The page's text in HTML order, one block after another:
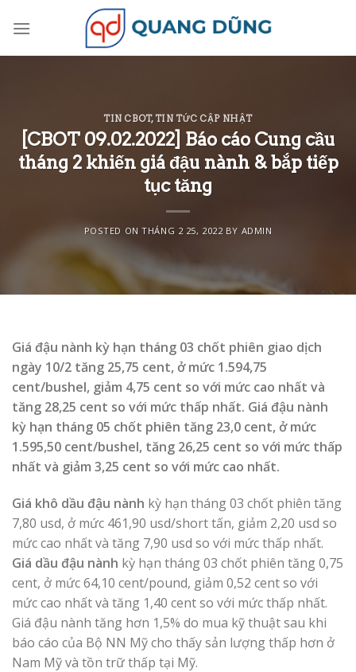
TIN CBOT, TIN TỨC CẬP NHẬT
[CBOT 09.02.2022] Báo cáo Cung cầu
tháng 2 khiến giá đậu nành & bắp tiếp
tục tăng
POSTED ONTHÁNG 2 25, 2022 BY ADMIN
Giá đậu nành kỳ hạn tháng 03 chốt phiên giao dịch
ngày 10/2 tăng 25,75 cent, ở mức 1.594,75
cent/bushel, giảm 4,75 cent so với mức cao nhất và
tăng 28,25 cent so với mức thấp nhất. Giá đậu nành
kỳ hạn tháng 05 chốt phiên tăng 23,0 cent, ở mức
1.595,50 cent/bushel, tăng 26,25 cent so với mức thấp
nhất và giảm 3,25 cent so với mức cao nhất.
Giá khô dầu đậu nành kỳ hạn tháng 03 chốt phiên tăng
7,80 usd, ở mức 461,90 usd/short tấn, giảm 2,20 usd so
mức cao nhất và tăng 7,90 usd so với mức thấp nhất.
Giá dầu đậu nành kỳ hạn tháng 03 chốt phiên tăng 0,75
cent, ở mức 64,10 cent/pound, giảm 0,52 cent so với
mức cao nhất và tăng 1,40 cent so với mức thấp nhất.
Giá đậu nành tăng hơn 1,5% do mua kỹ thuật sau khi
báo cáo của Bộ NN Mỹ cho thấy sản lượng thấp hơn ở
Nam Mỹ và tồn trữ thấp tại Mỹ.